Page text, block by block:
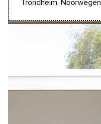
Trondheim, Noorwegen